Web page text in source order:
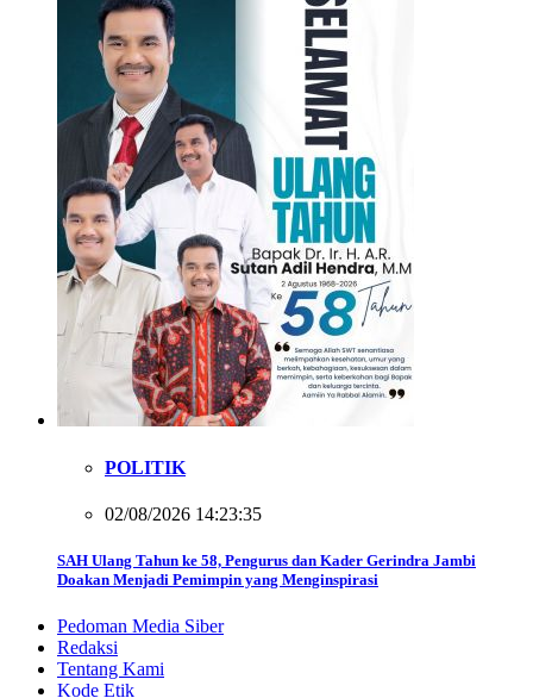
POLITIK
02/08/2026 14:23:35
SAH Ulang Tahun ke 58, Pengurus dan Kader Gerindra Jambi
Doakan Menjadi Pemimpin yang Menginspirasi
Pedoman Media Siber
Redaksi
Tentang Kami
Kode Etik